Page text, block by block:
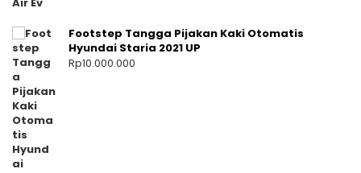
Footstep Tangga Pijakan Kaki Otomatis
Hyundai Staria 2021 UP
Rp10.000.000